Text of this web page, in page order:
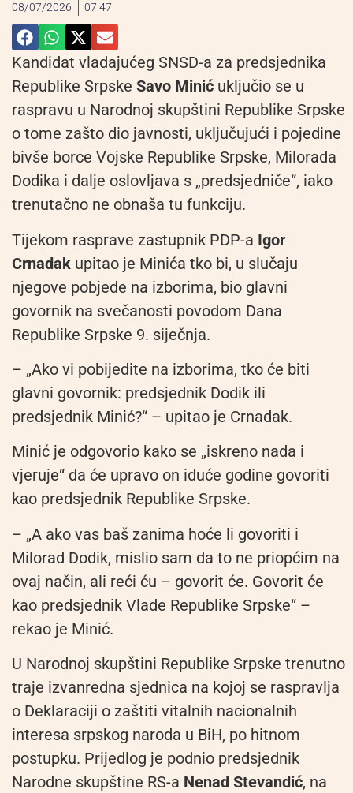
08/07/2026 07:47
Kandidat vladajućeg SNSD-a za predsjednika
Republike Srpske Savo Minić uključio se u
raspravu u Narodnoj skupštini Republike Srpske
o tome zašto dio javnosti, uključujući i pojedine
bivše borce Vojske Republike Srpske, Milorada
Dodika i dalje oslovljava s „predsjedniče“, iako
trenutačno ne obnaša tu funkciju.
Tijekom rasprave zastupnik PDP-a Igor
Crnadak upitao je Minića tko bi, u slučaju
njegove pobjede na izborima, bio glavni
govornik na svečanosti povodom Dana
Republike Srpske 9. siječnja.
– „Ako vi pobijedite na izborima, tko će biti
glavni govornik: predsjednik Dodik ili
predsjednik Minić?“ – upitao je Crnadak.
Minić je odgovorio kako se „iskreno nada i
vjeruje“ da će upravo on iduće godine govoriti
kao predsjednik Republike Srpske.
– „A ako vas baš zanima hoće li govoriti i
Milorad Dodik, mislio sam da to ne priopćim na
ovaj način, ali reći ću – govorit će. Govorit će
kao predsjednik Vlade Republike Srpske“ –
rekao je Minić.
U Narodnoj skupštini Republike Srpske trenutno
traje izvanredna sjednica na kojoj se raspravlja
o Deklaraciji o zaštiti vitalnih nacionalnih
interesa srpskog naroda u BiH, po hitnom
postupku. Prijedlog je podnio predsjednik
Narodne skupštine RS-a Nenad Stevandić, na